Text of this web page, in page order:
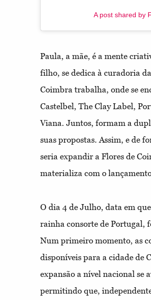
A post shared by
Paula, a mãe, é a mente
filho, se dedica à curadoria
Coimbra trabalha, onde se
Castelbel, The Clay Label,
Viana. Juntos, formam a
suas propostas. Assim, e de
seria expandir a Flores de
materializa com o
O dia 4 de Julho, data em
rainha consorte de Portugal,
Num primeiro momento, as
disponíveis para a cidade de
expansão a nível nacional
permitindo que,